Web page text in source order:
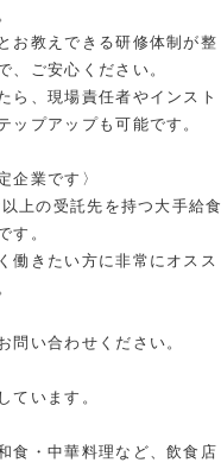
お教えできる研修体制が整
、ご安心ください。
ら、現場責任者やインスト
ップアップも可能です。
企業です〉
上の受託先を持つ大手給食
す。
働きたい方に非常にオスス
問い合わせください。
ています。
食・中華料理など、飲食店